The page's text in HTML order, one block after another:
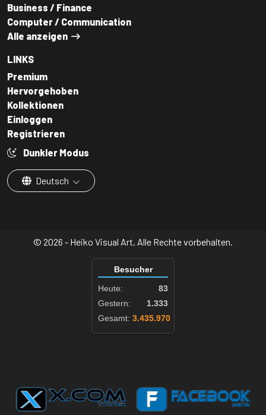
Business / Finance
Computer / Communication
Alle anzeigen
LINKS
Premium
Hervorgehoben
Kollektionen
Einloggen
Registrieren
Dunkler Modus
Deutsch
© 2026 - Heiko Visual Art, Alle Rechte vorbehalten.
Besucher
Heute:
83
Gestern:
1.333
Gesamt: 3.435.970